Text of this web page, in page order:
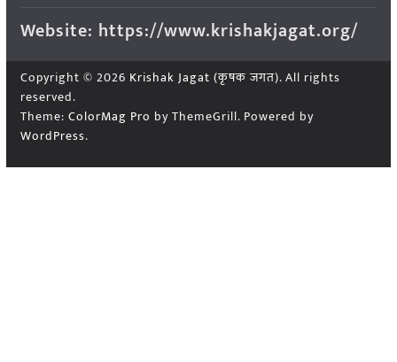
Website: https://www.krishakjagat.org/
Copyright © 2026 Krishak Jagat (कृषक जगत). All rights
reserved.
Theme: ColorMag Pro by ThemeGrill. Powered by
WordPress.